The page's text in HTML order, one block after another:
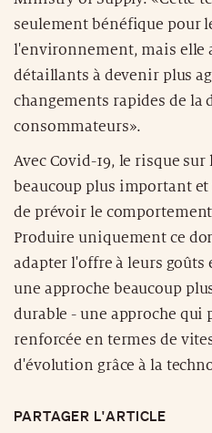
Avec Covid-19, le risque sur
beaucoup plus important
de prévoir le
Produire uniquement ce
adapter l'offre à leurs goûts
une approche beaucoup
durable - une approche
renforcée en termes de
d'évolution grâce à la
PARTAGER L'ARTICLE